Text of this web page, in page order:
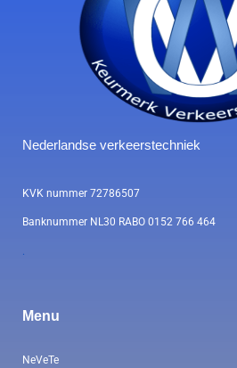
Nederlandse verkeerstechniek
KVK nummer 72786507
Banknummer NL30 RABO 0152 766 464
Menu
NeVeTe